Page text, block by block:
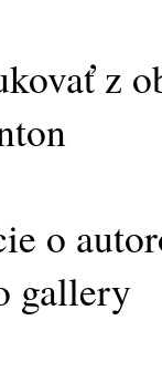
z
o
gallery